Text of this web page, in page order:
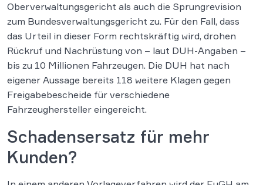
Oberverwaltungsgericht als auch die Sprungrevision
zum Bundesverwaltungsgericht zu. Für den Fall, dass
das Urteil in dieser Form rechtskräftig wird, drohen
Rückruf und Nachrüstung von – laut DUH-Angaben –
bis zu 10 Millionen Fahrzeugen. Die DUH hat nach
eigener Aussage bereits 118 weitere Klagen gegen
Freigabebescheide für verschiedene
Fahrzeughersteller eingereicht.
Schadensersatz für mehr
Kunden?